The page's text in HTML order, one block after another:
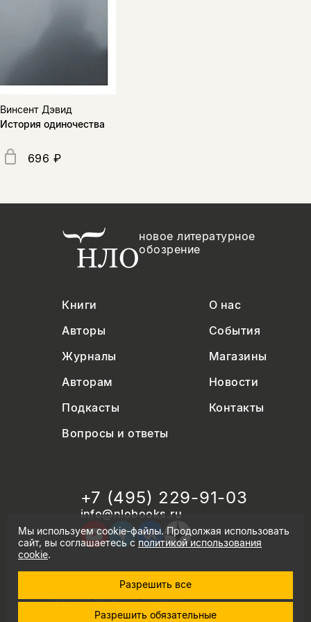
Винсент Дэвид
История одиночества
696 ₽
новое литературное
обозрение
Книги
О нас
Авторы
События
Журналы
Магазины
Авторам
Новости
Подкасты
Контакты
Вопросы и ответы
+7 (495) 229-91-03
info@nlobooks.ru
© Новое литературное обозрение. 2026
правила продажи товаров
политика использования cookie
Мы используем cookie-файлы. Продолжая использовать
сайт, вы соглашаетесь сполитикой использования
cookie.
Разрешить все
Разрешить обязательные